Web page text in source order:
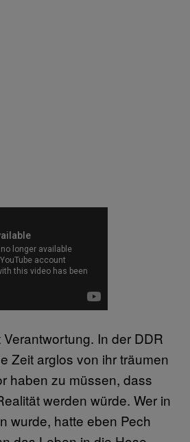
In der DDR
Zeit arglos von ihr träumen
haben zu müssen, dass
werden würde. Wer in
wurde, hatte eben Pech